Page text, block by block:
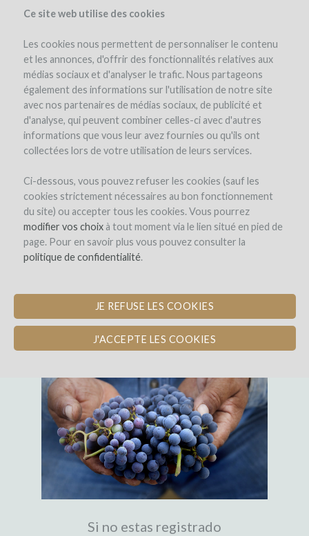
Ce site web utilise des cookies
Les cookies nous permettent de personnaliser le contenu
et les annonces, d'offrir des fonctionnalités relatives aux
médias sociaux et d'analyser le trafic. Nous partageons
également des informations sur l'utilisation de notre site
avec nos partenaires de médias sociaux, de publicité et
d'analyse, qui peuvent combiner celles-ci avec d'autres
informations que vous leur avez fournies ou qu'ils ont
collectées lors de votre utilisation de leurs services.
Ci-dessous, vous pouvez refuser les cookies (sauf les
cookies strictement nécessaires au bon fonctionnement
du site) ou accepter tous les cookies. Vous pourrez
modifier vos choixà tout moment via le lien situé en pied de
page. Pour en savoir plus vous pouvez consulter la
politique de confidentialité.
JE REFUSE LES COOKIES
J'ACCEPTE LES COOKIES
REGISTRO
Bienvenido a
LA PRIMERA PLATAFORMA DE
CROWDFUNDING EXPERTA DEL VINO
Si no estas registrado